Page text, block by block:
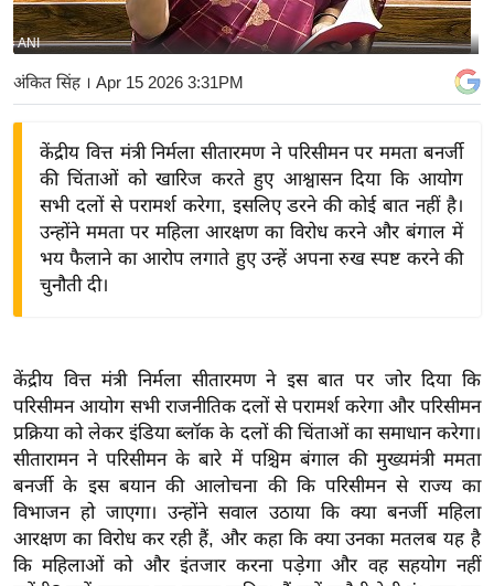
य
बि
ज़
ने
द्यो
शे
ष
ज्ञ
रा
य
ब
ज
ट
ANI
अंकित सिंह। Apr 15 2026 3:31PM
केंद्रीय वित्त मंत्री निर्मला सीतारमण ने परिसीमन पर ममता बनर्जी
की चिंताओं को खारिज करते हुए आश्वासन दिया कि आयोग
सभी दलों से परामर्श करेगा, इसलिए डरने की कोई बात नहीं है।
उन्होंने ममता पर महिला आरक्षण का विरोध करने और बंगाल में
भय फैलाने का आरोप लगाते हुए उन्हें अपना रुख स्पष्ट करने की
चुनौती दी।
केंद्रीय वित्त मंत्री निर्मला सीतारमण ने इस बात पर जोर दिया कि
परिसीमन आयोग सभी राजनीतिक दलों से परामर्श करेगा और परिसीमन
प्रक्रिया को लेकर इंडिया ब्लॉक के दलों की चिंताओं का समाधान करेगा।
सीतारामन ने परिसीमन के बारे में पश्चिम बंगाल की मुख्यमंत्री ममता
बनर्जी के इस बयान की आलोचना की कि परिसीमन से राज्य का
विभाजन हो जाएगा। उन्होंने सवाल उठाया कि क्या बनर्जी महिला
आरक्षण का विरोध कर रही हैं, और कहा कि क्या उनका मतलब यह है
कि महिलाओं को और इंतजार करना पड़ेगा और वह सहयोग नहीं